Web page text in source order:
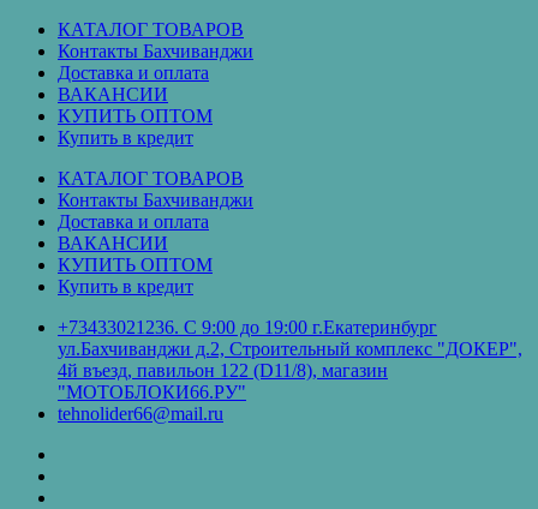
Перейти
содержимому
КАТАЛОГ ТОВАРОВ
Контакты Бахчиванджи
Доставка и оплата
ВАКАНСИИ
КУПИТЬ ОПТОМ
Купить в кредит
КАТАЛОГ ТОВАРОВ
Контакты Бахчиванджи
Доставка и оплата
ВАКАНСИИ
КУПИТЬ ОПТОМ
Купить в кредит
+73433021236. С 9:00 до 19:00 г.Екатеринбург
ул.Бахчиванджи д.2, Строительный комплекс "ДОКЕР",
4й въезд, павильон 122 (D11/8), магазин
"МОТОБЛОКИ66.РУ"
tehnolider66@mail.ru